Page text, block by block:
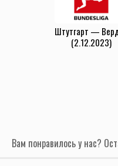
Штутгарт —
(2.12.2023)
Вам понравилось у нас?